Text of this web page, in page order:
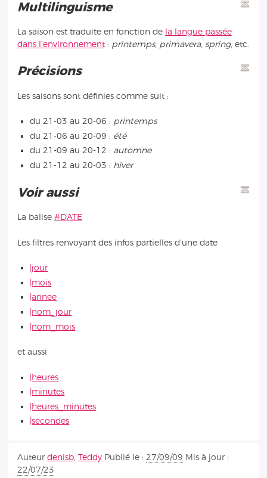
Multilinguisme
La saison est traduite en fonction de la langue passée
dans l’environnement: printemps, primavera, spring, etc.
Précisions
Les saisons sont définies comme suit :
du 21-03 au 20-06 : printemps
du 21-06 au 20-09 : été
du 21-09 au 20-12 : automne
du 21-12 au 20-03 : hiver
Voir aussi
La balise #DATE
Les filtres renvoyant des infos partielles d’une date
|jour
|mois
|annee
|nom_jour
|nom_mois
et aussi
|heures
|minutes
|heures_minutes
|secondes
Auteur denisb, Teddy Publié le : 27/09/09 Mis à jour :
22/07/23